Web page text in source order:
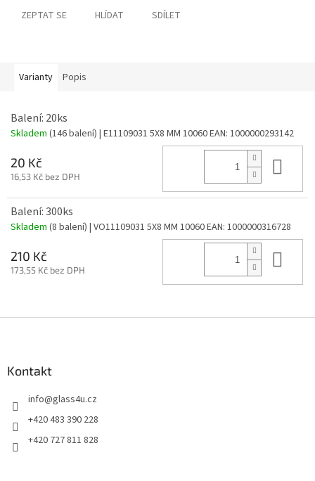
ZEPTAT SE HLÍDAT SDÍLET
Varianty Popis
Balení: 20ks
Skladem (146 balení) | E11109031 5X8 MM 10060EAN: 1000000293142
20 Kč
16,53 Kč bez DPH
Balení: 300ks
Skladem (8 balení) | VO11109031 5X8 MM 10060EAN: 1000000316728
210 Kč
173,55 Kč bez DPH
Kontakt
info@glass4u.cz
+420 483 390 228
+420 727 811 828